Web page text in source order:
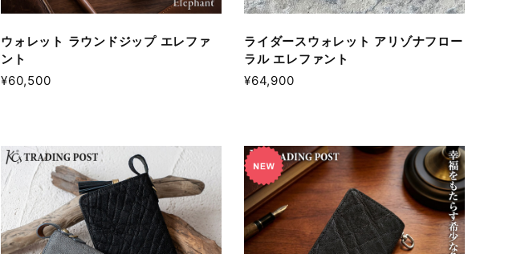
ウォレット ラウンドジップ エレファ
ント
¥60,500
ライダースウォレット アリゾナフロー
ラル エレファント
¥64,900